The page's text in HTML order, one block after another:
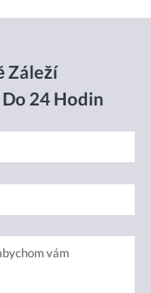
Záleží
24 Hodin